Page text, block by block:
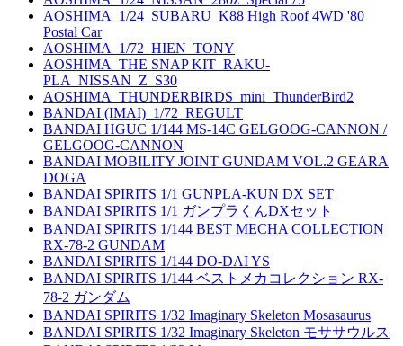
AOSHIMA_1/24_SUBARU_K88 High Roof 4WD '80
Postal Car
AOSHIMA_1/72_HIEN_TONY
AOSHIMA_THE SNAP KIT_RAKU-
PLA_NISSAN_Z_S30
AOSHIMA_THUNDERBIRDS_mini_ThunderBird2
BANDAI (IMAI)_1/72_REGULT
BANDAI HGUC 1/144 MS-14C GELGOOG-CANNON /
GELGOOG-CANNON
BANDAI MOBILITY JOINT GUNDAM VOL.2 GEARA
DOGA
BANDAI SPIRITS 1/1 GUNPLA-KUN DX SET
BANDAI SPIRITS 1/1 ガンプラくんDXセット
BANDAI SPIRITS 1/144 BEST MECHA COLLECTION
RX-78-2 GUNDAM
BANDAI SPIRITS 1/144 DO-DAI YS
BANDAI SPIRITS 1/144 ベストメカコレクション RX-
78-2 ガンダム
BANDAI SPIRITS 1/32 Imaginary Skeleton Mosasaurus
BANDAI SPIRITS 1/32 Imaginary Skeleton モササウルス